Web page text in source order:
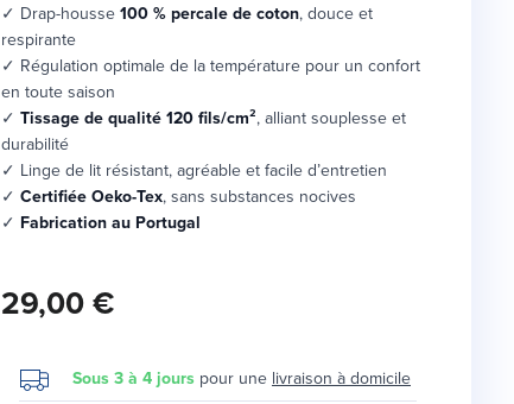
✓ Drap-housse100 % percale de coton, douce et
respirante
✓ Régulation optimale de la température pour un confort
en toute saison
✓ Tissage de qualité 120 fils/cm², alliant souplesse et
durabilité
✓ Linge de lit résistant, agréable et facile d’entretien
✓ Certifiée Oeko-Tex, sans substances nocives
✓ Fabrication au Portugal
29,00 €
Sous 3 à 4 jours pour unelivraison à domicile